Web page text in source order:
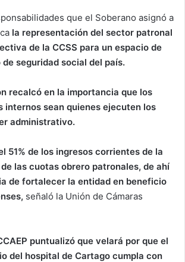
que el Soberano asignó a
la representación del sector patronal
de la CCSS para un espacio de
seguridad social del país.
recalcó en la importancia que los
internos sean quienes ejecuten los
administrativo.
51% de los ingresos corrientes de la
las cuotas obrero patronales, de ahí
de fortalecer la entidad en beneficio
señaló la Unión de Cámaras
puntualizó que velará por que el
del hospital de Cartago cumpla con